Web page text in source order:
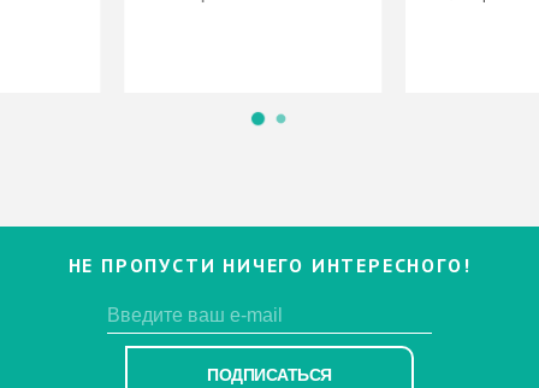
НЕ ПРОПУСТИ НИЧЕГО ИНТЕРЕСНОГО!
ПОДПИСАТЬСЯ